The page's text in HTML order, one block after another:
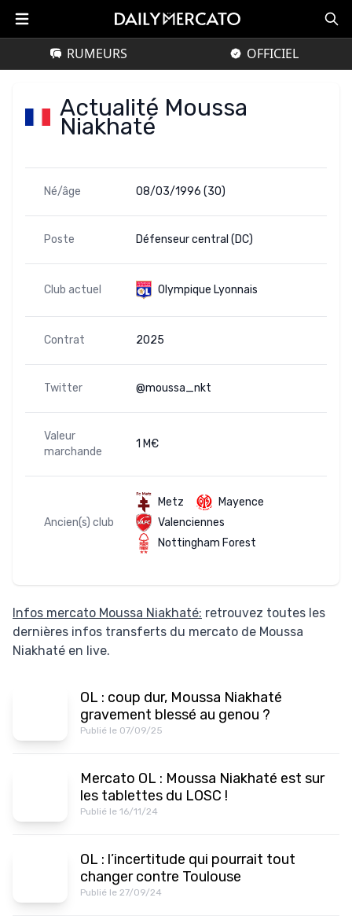
RUMEURS OFFICIEL
Actualité Moussa
Niakhaté
Né/âge 08/03/1996 (30)
Poste Défenseur central (DC)
Club actuel Olympique Lyonnais
Contrat 2025
Twitter @moussa_nkt
Valeur
marchande
1 M€
Ancien(s) club
Metz
Mayence
Valenciennes
Nottingham Forest
Infos mercato Moussa Niakhaté: retrouvez toutes les
dernières infos transferts du mercato de Moussa
Niakhaté en live.
OL : coup dur, Moussa Niakhaté
gravement blessé au genou ?
Publié le 07/09/25
Mercato OL : Moussa Niakhaté est sur
les tablettes du LOSC !
Publié le 16/11/24
OL : l’incertitude qui pourrait tout
changer contre Toulouse
Publié le 27/09/24